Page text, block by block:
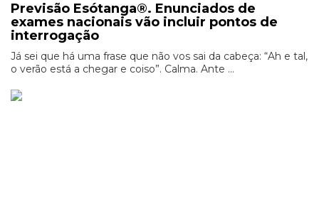
Previsão Esótanga®. Enunciados de
exames nacionais vão incluir pontos de
interrogação
Já sei que há uma frase que não vos sai da cabeça: “Ah e tal,
o verão está a chegar e coiso”. Calma. Ante ...